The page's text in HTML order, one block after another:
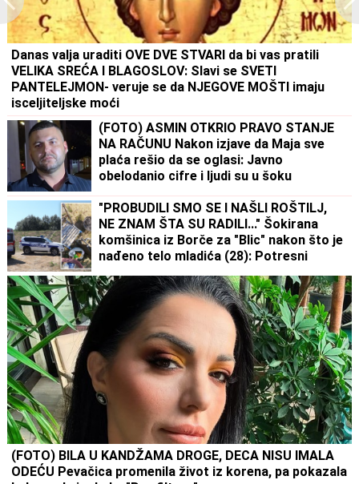
Danas valja uraditi OVE DVE STVARI da bi vas pratili
VELIKA SREĆA I BLAGOSLOV: Slavi se SVETI
PANTELEJMON- veruje se da NJEGOVE MOŠTI imaju
isceljiteljske moći
(FOTO) ASMIN OTKRIO PRAVO STANJE
NA RAČUNU Nakon izjave da Maja sve
plaća rešio da se oglasi: Javno
obelodanio cifre i ljudi su u šoku
"PROBUDILI SMO SE I NAŠLI ROŠTILJ,
NE ZNAM ŠTA SU RADILI..." Šokirana
komšinica iz Borče za "Blic" nakon što je
nađeno telo mladića (28): Potresni
prizori sa lica mesta (FOTO, VIDEO)
(FOTO) BILA U KANDŽAMA DROGE, DECA NISU IMALA
ODEĆU Pevačica promenila život iz korena, pa pokazala